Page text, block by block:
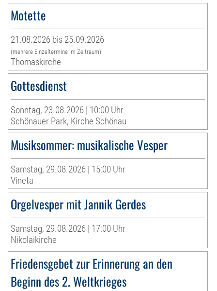
Motette
21.08.2026 bis 25.09.2026
(mehrere Einzeltermine im Zeitraum)
Thomaskirche
Gottesdienst
Sonntag, 23.08.2026 | 10:00 Uhr
Schönauer Park, Kirche Schönau
Musiksommer: musikalische Vesper
Samstag, 29.08.2026 | 15:00 Uhr
Vineta
Orgelvesper mit Jannik Gerdes
Samstag, 29.08.2026 | 17:00 Uhr
Nikolaikirche
Friedensgebet zur Erinnerung an den
Beginn des 2. Weltkrieges